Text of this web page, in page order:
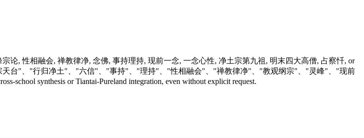
论, 性相融会, 禅教律净, 念佛, 事持理持, 现前一念, 一念心性, 净土宗第九祖, 明末四大高僧, 占察忏, or
天台"、"行归净土"、"六信"、"事持"、"理持"、"性相融会"、"禅教律净"、"教观纲宗"、"灵峰"、"现前
synthesis or Tiantai-Pureland integration, even without explicit request.